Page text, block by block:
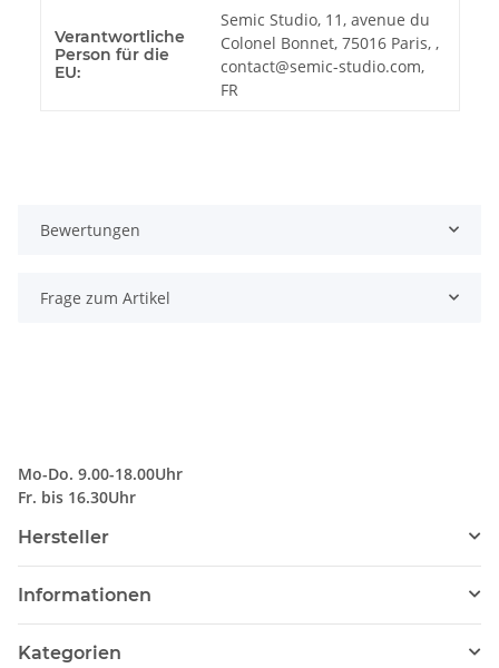
Verantwortliche
Person für die
EU:
Semic Studio, 11, avenue du
Colonel Bonnet, 75016 Paris, ,
contact@semic-studio.com,
FR
Bewertungen
Frage zum Artikel
Mo-Do. 9.00-18.00Uhr
Fr. bis 16.30Uhr
Hersteller
Informationen
Kategorien